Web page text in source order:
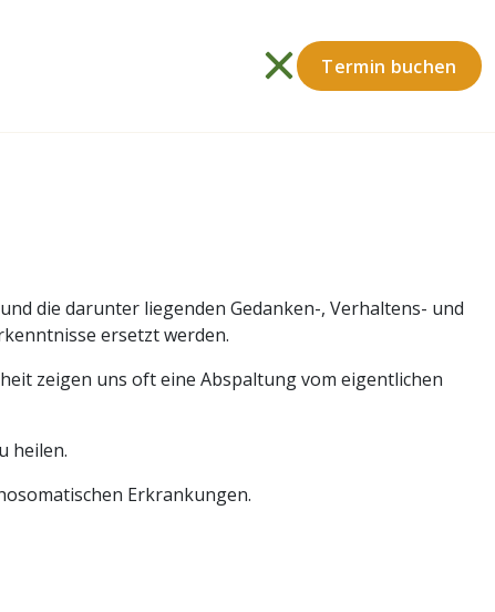
Termin buchen
die darunter liegenden Gedanken-, Verhaltens- und
ersetzt werden.
zeigen uns oft eine Abspaltung vom eigentlichen
heilen.
Erkrankungen.